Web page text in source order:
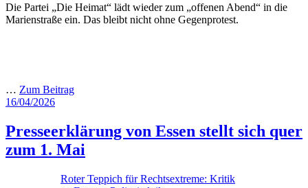
Die Partei „Die Heimat“ lädt wieder zum „offenen Abend“ in die
Marienstraße ein. Das bleibt nicht ohne Gegenprotest.
… Zum Beitrag
Veröffentlicht
16/04/2026
Presseerklärung von Essen stellt sich quer
zum 1. Mai
Roter Teppich für Rechtsextreme: Kritik